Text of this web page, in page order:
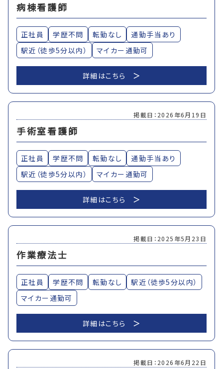
病棟看護師
正社員 学歴不問 転勤なし
通勤手当あり
駅近（徒歩5分以内）
マイカー通勤可
詳細はこちら
手術室看護師
掲載日：2026年6月19日
正社員 学歴不問 転勤なし
通勤手当あり
駅近（徒歩5分以内）
マイカー通勤可
詳細はこちら
作業療法士
掲載日：2025年5月23日
正社員 学歴不問 転勤なし
駅近（徒歩5分以内）
マイカー通勤可
詳細はこちら
掲載日：2026年6月22日